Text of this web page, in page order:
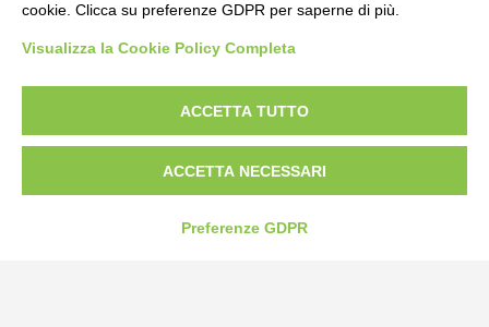
cookie. Clicca su preferenze GDPR per saperne di più.
Visualizza la Cookie Policy Completa
ACCETTA TUTTO
ACCETTA NECESSARI
Preferenze GDPR